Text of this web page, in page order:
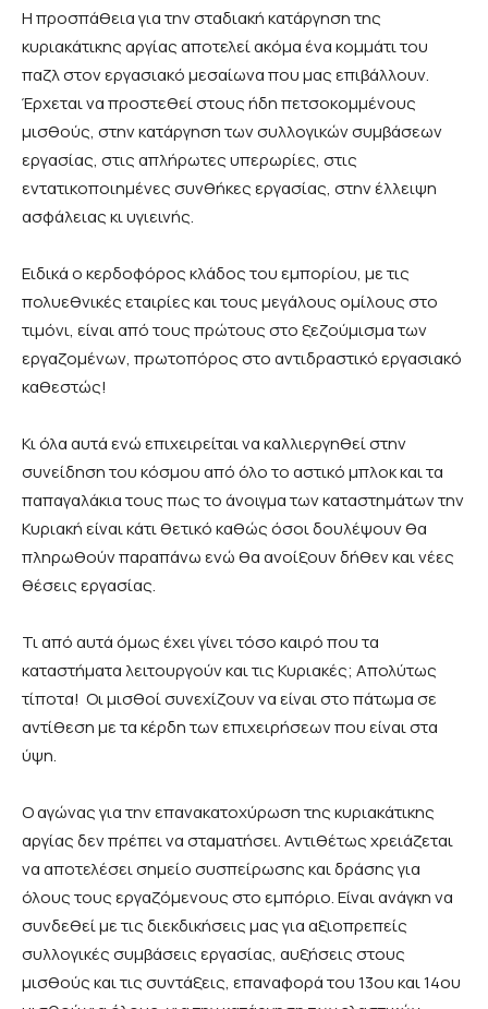
Η προσπάθεια για την σταδιακή κατάργηση της
κυριακάτικης αργίας αποτελεί ακόμα ένα κομμάτι του
παζλ στον εργασιακό μεσαίωνα που μας επιβάλλουν.
Έρχεται να προστεθεί στους ήδη πετσοκομμένους
μισθούς, στην κατάργηση των συλλογικών συμβάσεων
εργασίας, στις απλήρωτες υπερωρίες, στις
εντατικοποιημένες συνθήκες εργασίας, στην έλλειψη
ασφάλειας κι υγιεινής.
Ειδικά ο κερδοφόρος κλάδος του εμπορίου, με τις
πολυεθνικές εταιρίες και τους μεγάλους ομίλους στο
τιμόνι, είναι από τους πρώτους στο ξεζούμισμα των
εργαζομένων, πρωτοπόρος στο αντιδραστικό εργασιακό
καθεστώς!
Κι όλα αυτά ενώ επιχειρείται να καλλιεργηθεί στην
συνείδηση του κόσμου από όλο το αστικό μπλοκ και τα
παπαγαλάκια τους πως το άνοιγμα των καταστημάτων την
Κυριακή είναι κάτι θετικό καθώς όσοι δουλέψουν θα
πληρωθούν παραπάνω ενώ θα ανοίξουν δήθεν και νέες
θέσεις εργασίας.
Τι από αυτά όμως έχει γίνει τόσο καιρό που τα
καταστήματα λειτουργούν και τις Κυριακές; Απολύτως
τίποτα! Οι μισθοί συνεχίζουν να είναι στο πάτωμα σε
αντίθεση με τα κέρδη των επιχειρήσεων που είναι στα
ύψη.
Ο αγώνας για την επανακατοχύρωση της κυριακάτικης
αργίας δεν πρέπει να σταματήσει. Αντιθέτως χρειάζεται
να αποτελέσει σημείο συσπείρωσης και δράσης για
όλους τους εργαζόμενους στο εμπόριο. Είναι ανάγκη να
συνδεθεί με τις διεκδικήσεις μας για αξιοπρεπείς
συλλογικές συμβάσεις εργασίας, αυξήσεις στους
μισθούς και τις συντάξεις, επαναφορά του 13ου και 14ου